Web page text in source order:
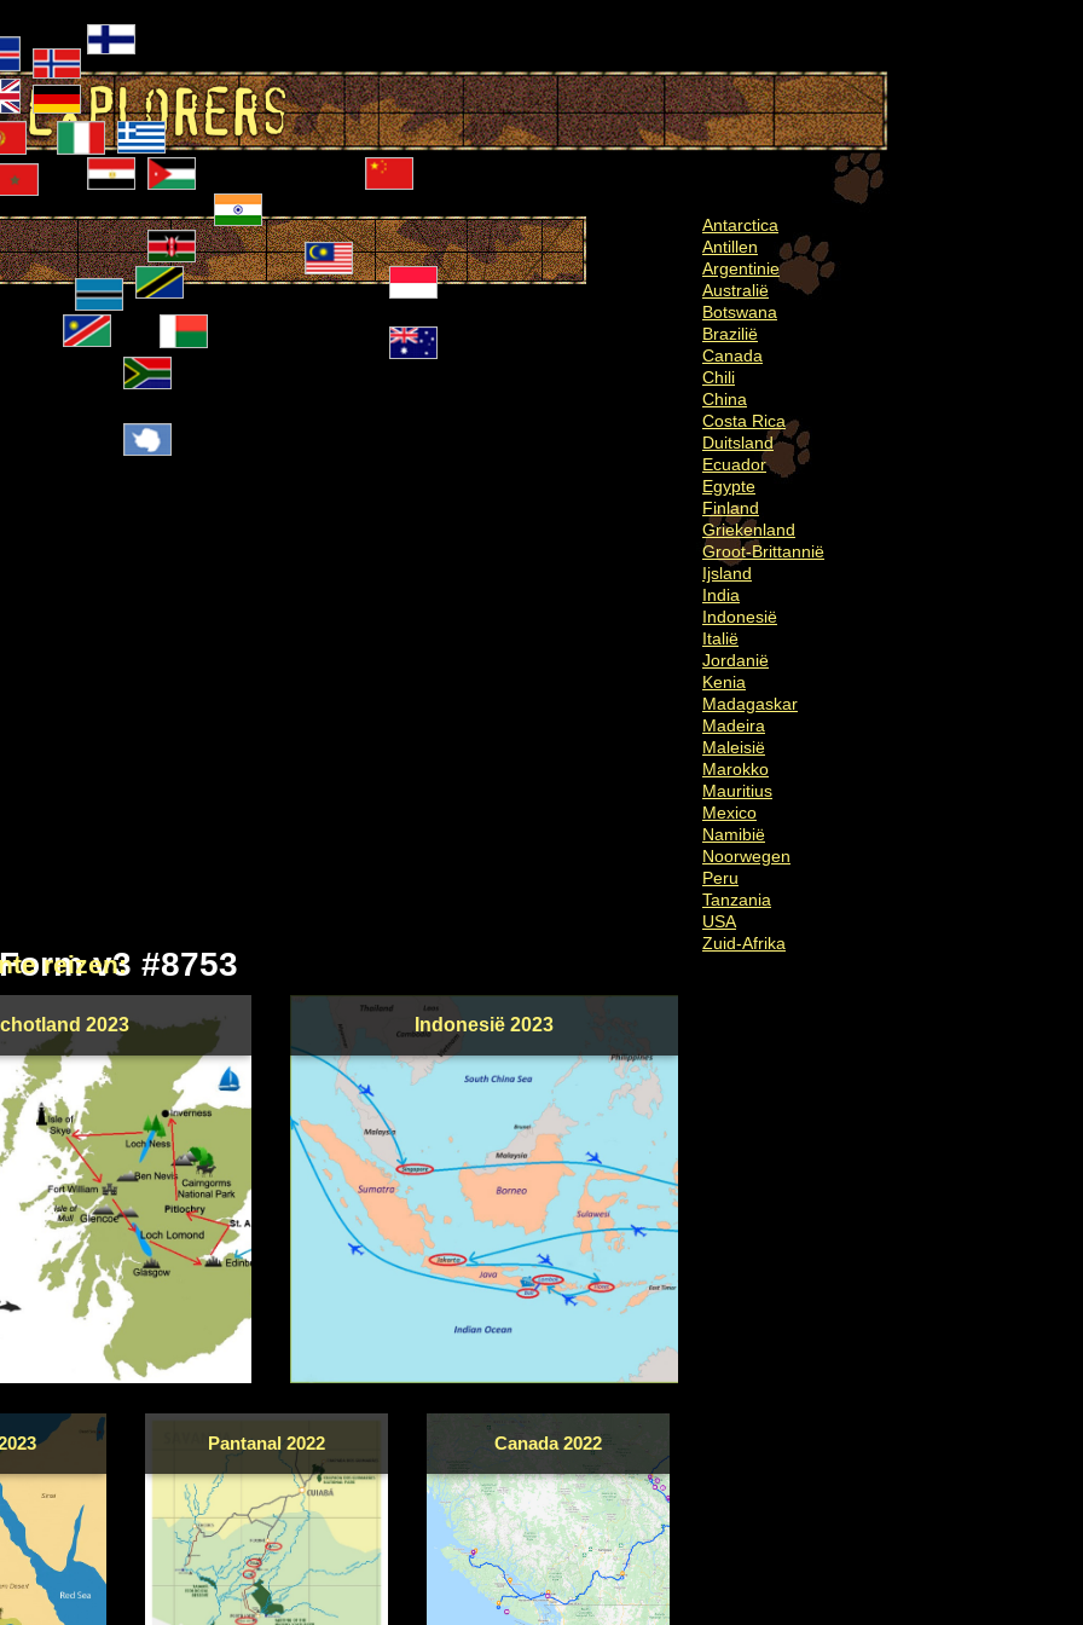
Antarctica
Antillen
Argentinie
Australië
Botswana
Brazilië
Canada
Chili
China
Costa Rica
Duitsland
Ecuador
Egypte
Finland
Griekenland
Groot-Brittannië
Ijsland
India
Indonesië
Italië
Jordanië
Kenia
Madagaskar
Madeira
Maleisië
Marokko
Mauritius
Mexico
Namibië
Noorwegen
Peru
Tanzania
USA
Zuid-Afrika
v3 #8753
reizen:
2023 Indonesië 2023
Pantanal 2022 Canada 2022